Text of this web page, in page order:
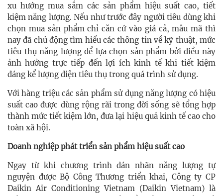
xu hướng mua sắm các sản phẩm hiệu suất cao, tiết
kiệm năng lượng. Nếu như trước đây người tiêu dùng khi
chọn mua sản phẩm chỉ căn cứ vào giá cả, mẫu mã thì
nay đã chủ động tìm hiểu các thông tin về kỹ thuật, mức
tiêu thụ năng lượng để lựa chọn sản phẩm bởi điều này
ảnh hưởng trực tiếp đến lợi ích kinh tế khi tiết kiệm
đáng kể lượng điện tiêu thụ trong quá trình sử dụng.
Với hàng triệu các sản phẩm sử dụng năng lượng có hiệu
suất cao được dùng rộng rãi trong đời sống sẽ tổng hợp
thành mức tiết kiệm lớn, đưa lại hiệu quả kinh tế cao cho
toàn xã hội.
Doanh nghiệp phát triển sản phẩm hiệu suất cao
Ngay từ khi chương trình dán nhãn năng lượng tự
nguyện được Bộ Công Thương triển khai, Công ty CP
Daikin Air Conditioning Vietnam (Daikin Vietnam) là